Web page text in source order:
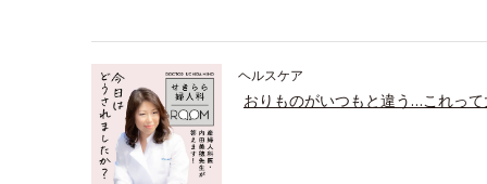
ヘルスケア
おりものがいつもと違う…これっ